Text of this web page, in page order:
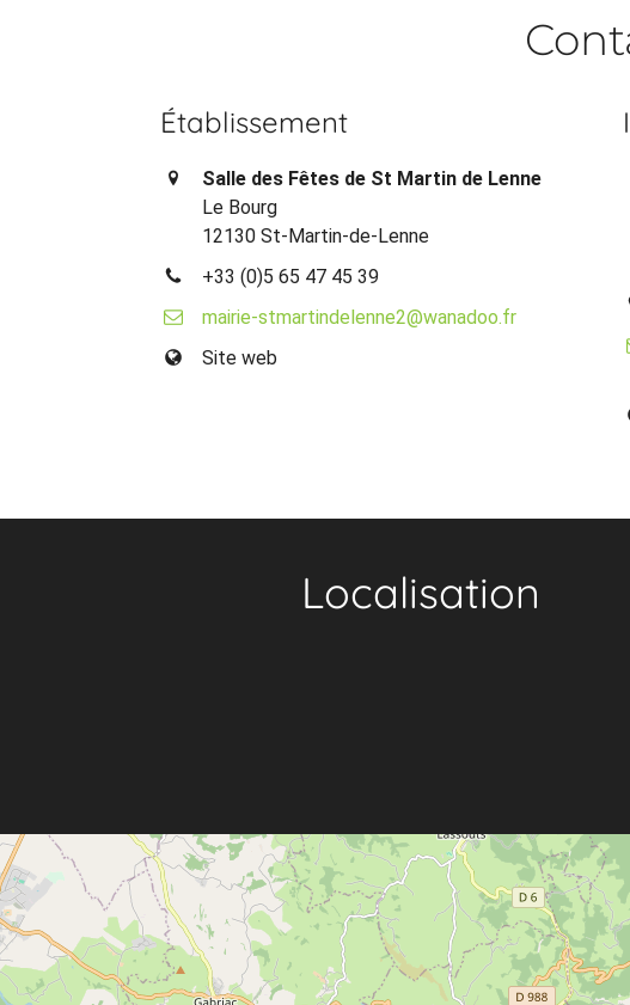
Établissement
Salle des Fêtes de St Martin de Lenne
Le Bourg
12130 St-Martin-de-Lenne
+33 (0)5 65 47 45 39
mairie-stmartindelenne2@wanadoo.fr
Site web
Localisation